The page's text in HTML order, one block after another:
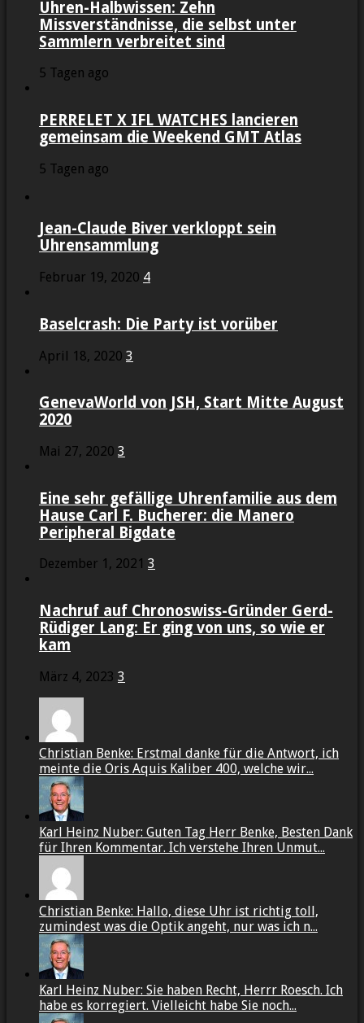
Uhren-Halbwissen: Zehn
Missverständnisse, die selbst unter
Sammlern verbreitet sind
5 Tagen ago
PERRELET X IFL WATCHES lancieren
gemeinsam die Weekend GMT Atlas
5 Tagen ago
Jean-Claude Biver verkloppt sein
Uhrensammlung
Februar 19, 2020 4
Baselcrash: Die Party ist vorüber
April 18, 2020 3
GenevaWorld von JSH, Start Mitte August
2020
Mai 27, 2020 3
Eine sehr gefällige Uhrenfamilie aus dem
Hause Carl F. Bucherer: die Manero
Peripheral Bigdate
Dezember 1, 2021 3
Nachruf auf Chronoswiss-Gründer Gerd-
Rüdiger Lang: Er ging von uns, so wie er
kam
März 4, 2023 3
Christian Benke: Erstmal danke für die Antwort, ich
meinte die Oris Aquis Kaliber 400, welche wir...
Karl Heinz Nuber: Guten Tag Herr Benke, Besten Dank
für Ihren Kommentar. Ich verstehe Ihren Unmut...
Christian Benke: Hallo, diese Uhr ist richtig toll,
zumindest was die Optik angeht, nur was ich n...
Karl Heinz Nuber: Sie haben Recht, Herrr Roesch. Ich
habe es korregiert. Vielleicht habe Sie noch...